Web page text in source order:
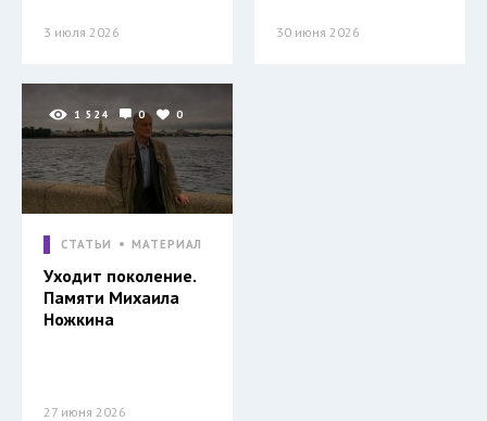
3 июля 2026 30 июня 2026
1 524 0 0
СТАТЬИ МАТЕРИАЛ
Уходит поколение.
Памяти Михаила
Ножкина
27 июня 2026